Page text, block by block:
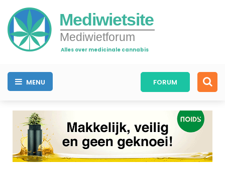
Mediwietsite
Mediwietforum
Alles over medicinale cannabis
MENU FORUM